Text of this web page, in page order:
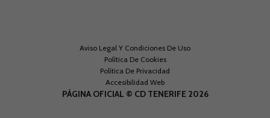
Aviso Legal Y Condiciones De Uso
Política De Cookies
Política De Privacidad
Accesibilidad Web
PÁGINA OFICIAL © CD TENERIFE 2026